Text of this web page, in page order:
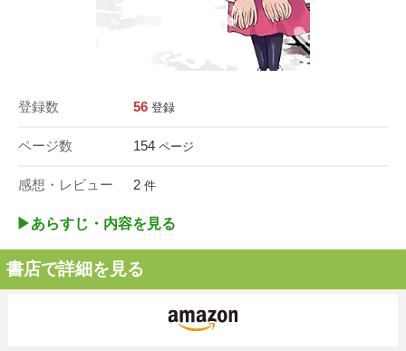
登録数 56 登録
ページ数 154 ページ
感想・レビュー 2 件
▶︎あらすじ・内容を見る
書店で詳細を見る